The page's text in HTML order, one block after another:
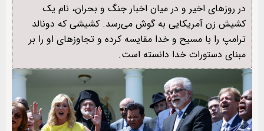
در روزهای اخیر و در میان اخبار جنگ و بحران، نام یک
کشیش زن آمریکایی به گوش می‌رسد. کشیشی که دونالد
ترامپ را با مسیح و خدا مقایسه کرده و تجاوزهای او را بر
مبنای دستورات خدا دانسته است.